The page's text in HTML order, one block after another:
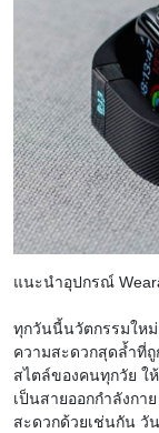
แนะนำอุปกรณ์
ทุกวันนี้นวัตกรรมให
ความสะดวกสุดล้ำที่
สไตล์ของคนทุกวัย ใ
เป็นสายออกกำลังกา
สะดวกด้วยเช่นกัน วั